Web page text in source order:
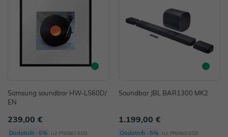
Samsung soundbar HW-LS60D/
EN
239,00 €
Dodatnih -5% uz PROMO KOD
Soundbar JBL BAR1300 MK2
1.199,00 €
Dodatnih -5% uz PROMO KOD